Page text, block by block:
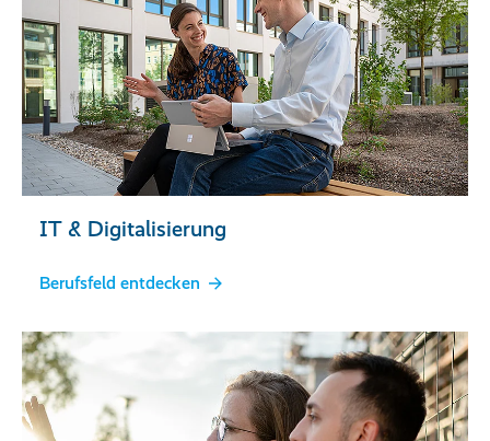
IT & Digitalisierung
Berufsfeld entdecken